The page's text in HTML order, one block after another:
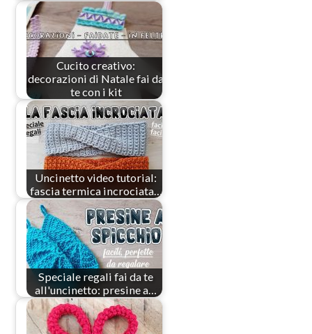
Cucito creativo:
decorazioni di Natale fai da
te con i kit
Uncinetto video tutorial:
fascia termica incrociata…
Speciale regali fai da te
all'uncinetto: presine a…